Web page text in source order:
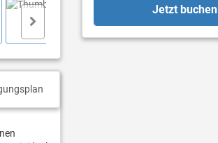
Jetzt buchen